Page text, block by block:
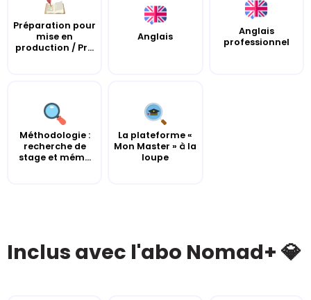
Préparation pour
mise en
production / Pr...
Anglais
Anglais
professionnel
Méthodologie :
recherche de
stage et mém...
La plateforme «
Mon Master » à la
loupe
Inclus avec l'abo Nomad+ 💎